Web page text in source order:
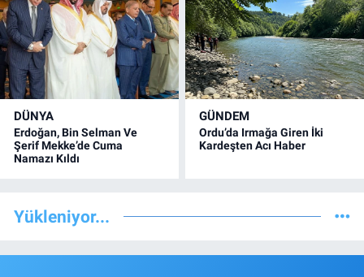
DÜNYA
Erdoğan, Bin Selman Ve
Şerif Mekke’de Cuma
Namazı Kıldı
GÜNDEM
Ordu’da Irmağa Giren İki
Kardeşten Acı Haber
Yükleniyor...